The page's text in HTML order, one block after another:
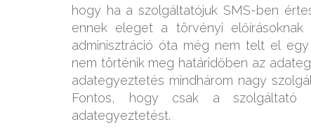
hogy ha a szolgáltatójuk SMS-ben
ennek eleget a törvényi
adminisztráció óta még nem telt el
nem történik meg határidőben az
adategyeztetés mindhárom nagy
Fontos, hogy csak a szolgáltató
adategyeztetést.